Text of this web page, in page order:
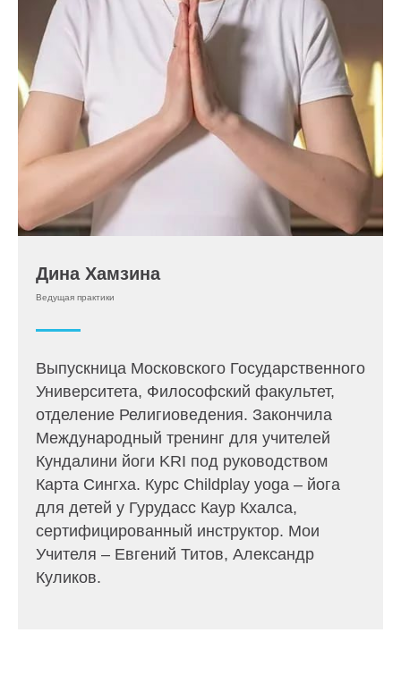
Дина Хамзина
Ведущая практики
Выпускница Московского Государственного
Университета, Философский факультет,
отделение Религиоведения. Закончила
Международный тренинг для учителей
Кундалини йоги KRI под руководством
Карта Сингха. Курс Childplay yoga – йога
для детей у Гурудасс Каур Кхалса,
сертифицированный инструктор. Мои
Учителя – Евгений Титов, Александр
Куликов.